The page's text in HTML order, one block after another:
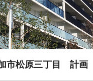
市松原三丁目 計画